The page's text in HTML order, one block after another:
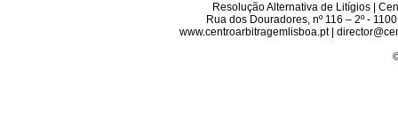
Resolução Alternativa de Litígios |
Rua dos Douradores, nº 116 – 2º -
www.centroarbitragemlisboa.pt |